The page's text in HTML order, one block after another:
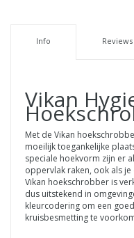
Info Reviews
Vikan
Met de Vikan
moeilijk toegankelijke
speciale hoekvorm zijn er
oppervlak raken, ook als
Vikan hoekschrobber is
dus uitstekend in
kleurcodering om een
kruisbesmetting te